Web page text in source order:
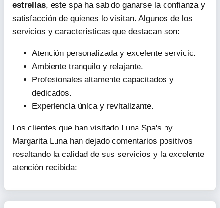
estrellas, este spa ha sabido ganarse la confianza y
satisfacción de quienes lo visitan. Algunos de los
servicios y características que destacan son:
Atención personalizada y excelente servicio.
Ambiente tranquilo y relajante.
Profesionales altamente capacitados y
dedicados.
Experiencia única y revitalizante.
Los clientes que han visitado Luna Spa's by
Margarita Luna han dejado comentarios positivos
resaltando la calidad de sus servicios y la excelente
atención recibida: